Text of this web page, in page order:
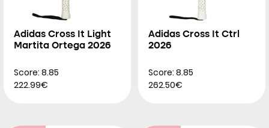
Adidas Cross It Light
Martita Ortega 2026
Score: 8.85
222.99€
Adidas Cross It Ctrl
2026
Score: 8.85
262.50€